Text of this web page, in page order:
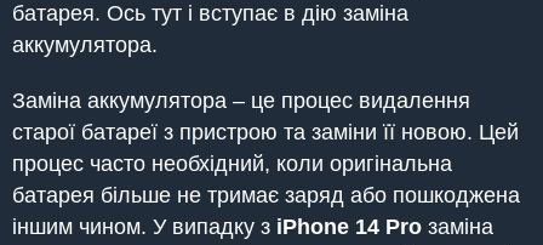
батарея. Ось тут і вступає в дію заміна
аккумулятора.
Заміна аккумулятора – це процес видалення
старої батареї з пристрою та заміни її новою. Цей
процес часто необхідний, коли оригінальна
батарея більше не тримає заряд або пошкоджена
іншим чином. У випадку з iPhone 14 Pro заміна